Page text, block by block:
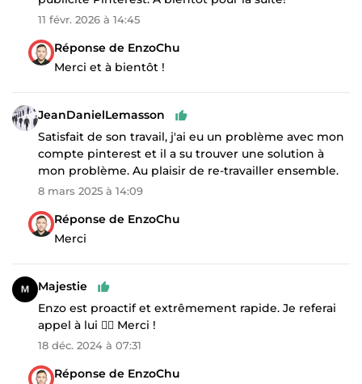
11 févr. 2026 à 14:45
Réponse de EnzoChu
Merci et à bientôt !
JeanDanielLemasson
Satisfait de son travail, j'ai eu un problème avec mon
compte pinterest et il a su trouver une solution à
mon problème. Au plaisir de re-travailler ensemble.
8 mars 2025 à 14:09
Réponse de EnzoChu
Merci
Majestie
Enzo est proactif et extrêmement rapide. Je referai
appel à lui 👌🏼 Merci !
18 déc. 2024 à 07:31
Réponse de EnzoChu